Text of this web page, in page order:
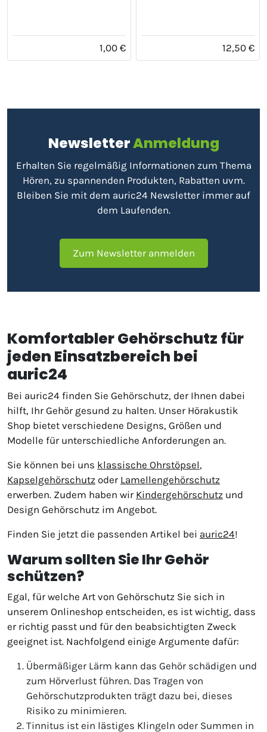
1,00 € 12,50 €
NewsletterAnmeldung
Erhalten Sie regelmäßig Informationen zum Thema
Hören, zu spannenden Produkten, Rabatten uvm.
Bleiben Sie mit dem auric24 Newsletter immer auf
dem Laufenden.
Zum Newsletter anmelden
Komfortabler Gehörschutz für
jeden Einsatzbereich bei
auric24
Bei auric24 finden Sie Gehörschutz, der Ihnen dabei
hilft, Ihr Gehör gesund zu halten. Unser Hörakustik
Shop bietet verschiedene Designs, Größen und
Modelle für unterschiedliche Anforderungen an.
Sie können bei uns klassische Ohrstöpsel,
Kapselgehörschutz oder Lamellengehörschutz
erwerben. Zudem haben wir Kindergehörschutz und
Design Gehörschutz im Angebot.
Finden Sie jetzt die passenden Artikel bei auric24!
Warum sollten Sie Ihr Gehör
schützen?
Egal, für welche Art von Gehörschutz Sie sich in
unserem Onlineshop entscheiden, es ist wichtig, dass
er richtig passt und für den beabsichtigten Zweck
geeignet ist. Nachfolgend einige Argumente dafür:
Übermäßiger Lärm kann das Gehör schädigen und
zum Hörverlust führen. Das Tragen von
Gehörschutzprodukten trägt dazu bei, dieses
Risiko zu minimieren.
Tinnitus ist ein lästiges Klingeln oder Summen in